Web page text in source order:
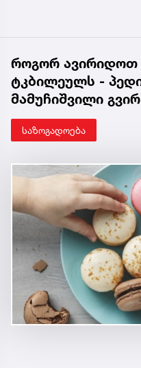
როგორ ავირიდოთ
ტკბილეულს -
მამუჩიშვილი
საზოგადოება